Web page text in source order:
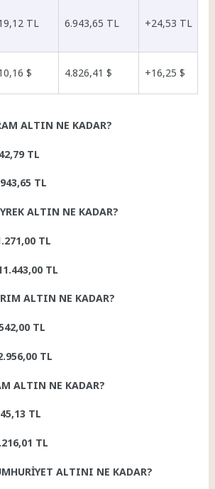
TL 6.943,65 TL +24,53 TL
$ 4.826,41 $ +16,25 $
ALTIN NE KADAR?
TL
TL
ALTIN NE KADAR?
TL
TL
ALTIN NE KADAR?
TL
TL
ALTIN NE KADAR?
TL
TL
ALTINI NE KADAR?